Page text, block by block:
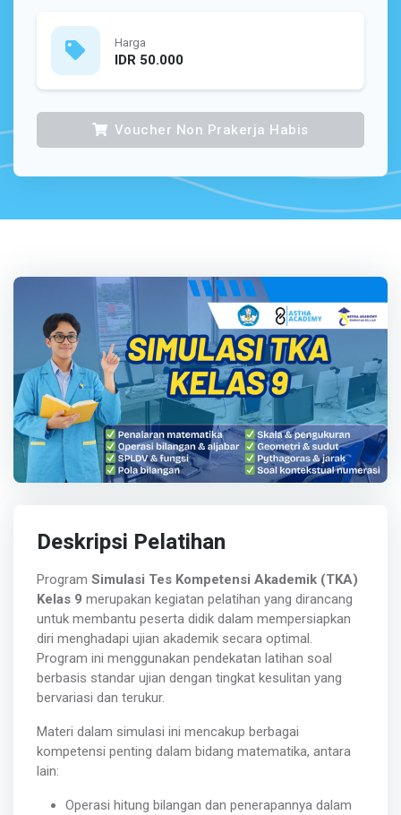
Harga
IDR 50.000
Voucher Non Prakerja Habis
Deskripsi Pelatihan
Program Simulasi Tes Kompetensi Akademik (TKA)
Kelas 9 merupakan kegiatan pelatihan yang dirancang
untuk membantu peserta didik dalam mempersiapkan
diri menghadapi ujian akademik secara optimal.
Program ini menggunakan pendekatan latihan soal
berbasis standar ujian dengan tingkat kesulitan yang
bervariasi dan terukur.
Materi dalam simulasi ini mencakup berbagai
kompetensi penting dalam bidang matematika, antara
lain:
Operasi hitung bilangan dan penerapannya dalam